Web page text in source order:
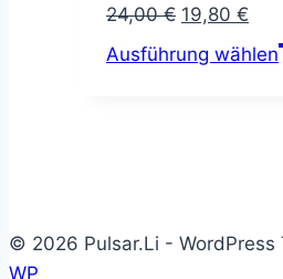
24,00€
war:
19,80 €
Ausführung wählen
© 2026 Pulsar.Li - WordPress
WP